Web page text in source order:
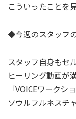
こういったことを
◆今週のスタッフ
スタッフ自身もセ
ヒーリング動画が
「VOICEワークシ
ソウルフルネスチ